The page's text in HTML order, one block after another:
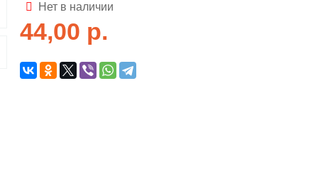
Нет в наличии
44,00 р.